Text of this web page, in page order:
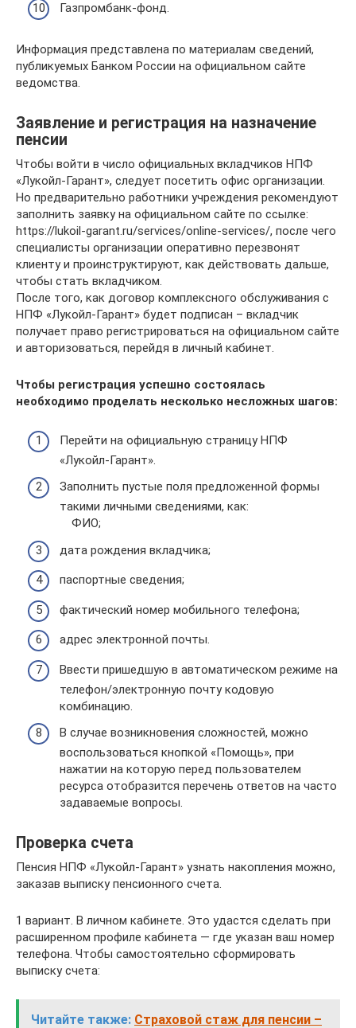
Газпромбанк-фонд.
Информация представлена по материалам сведений,
публикуемых Банком России на официальном сайте
ведомства.
Заявление и регистрация на назначение
пенсии
Чтобы войти в число официальных вкладчиков НПФ
«Лукойл-Гарант», следует посетить офис организации.
Но предварительно работники учреждения рекомендуют
заполнить заявку на официальном сайте по ссылке:
https://lukoil-garant.ru/services/online-services/, после чего
специалисты организации оперативно перезвонят
клиенту и проинструктируют, как действовать дальше,
чтобы стать вкладчиком.
После того, как договор комплексного обслуживания с
НПФ «Лукойл-Гарант» будет подписан – вкладчик
получает право регистрироваться на официальном сайте
и авторизоваться, перейдя в личный кабинет.
Чтобы регистрация успешно состоялась
необходимо проделать несколько несложных шагов:
Перейти на официальную страницу НПФ
«Лукойл-Гарант».
Заполнить пустые поля предложенной формы
такими личными сведениями, как:
ФИО;
дата рождения вкладчика;
паспортные сведения;
фактический номер мобильного телефона;
адрес электронной почты.
Ввести пришедшую в автоматическом режиме на
телефон/электронную почту кодовую
комбинацию.
В случае возникновения сложностей, можно
воспользоваться кнопкой «Помощь», при
нажатии на которую перед пользователем
ресурса отобразится перечень ответов на часто
задаваемые вопросы.
Проверка счета
Пенсия НПФ «Лукойл-Гарант» узнать накопления можно,
заказав выписку пенсионного счета.
1 вариант. В личном кабинете. Это удастся сделать при
расширенном профиле кабинета — где указан ваш номер
телефона. Чтобы самостоятельно сформировать
выписку счета:
Читайте также: Страховой стаж для пенсии –